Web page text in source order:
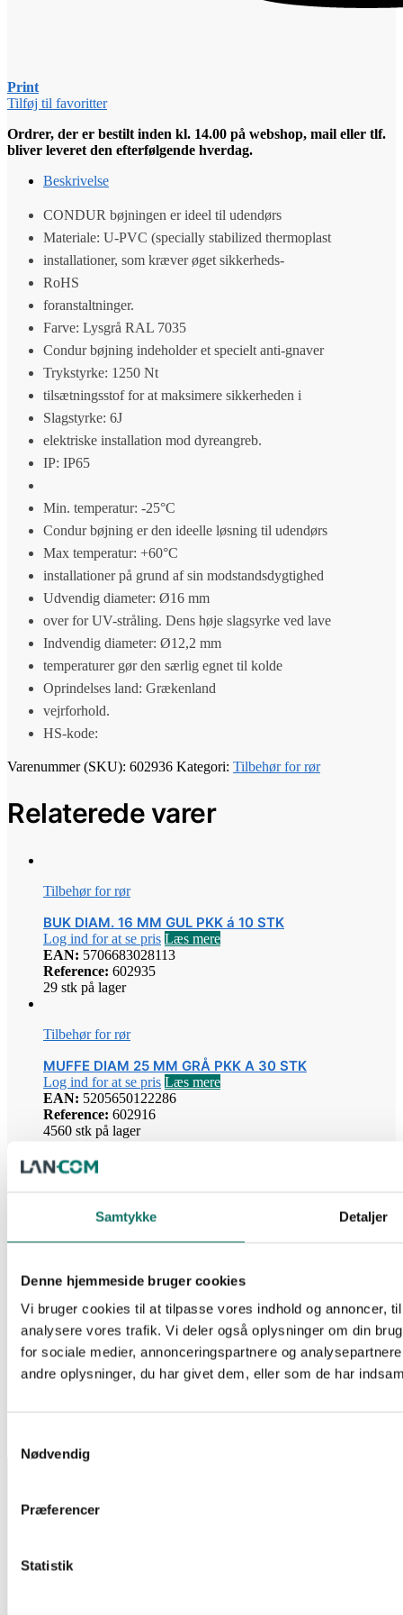
Samtykke Detaljer
Denne hjemmeside bruger cookies
Vi bruger cookies til at tilpasse vores indhold og annoncer,
analysere vores trafik. Vi deler også oplysninger om din
for sociale medier, annonceringspartnere og
andre oplysninger, du har givet dem, eller som de har
Nødvendig
Præferencer
Statistik
Print
Tilføj til favoritter
Ordrer, der er bestilt inden kl. 14.00 på webshop, mail eller tlf.
bliver leveret den efterfølgende hverdag.
Beskrivelse
CONDUR bøjningen er ideel til udendørs
Materiale: U-PVC (specially stabilized thermoplast
installationer, som kræver øget sikkerheds-
RoHS
foranstaltninger.
Farve: Lysgrå RAL 7035
Condur bøjning indeholder et specielt anti-gnaver
Trykstyrke: 1250 Nt
tilsætningsstof for at maksimere sikkerheden i
Slagstyrke: 6J
elektriske installation mod dyreangreb.
IP: IP65
Min. temperatur: -25°C
Condur bøjning er den ideelle løsning til udendørs
Max temperatur: +60°C
installationer på grund af sin modstandsdygtighed
Udvendig diameter: Ø16 mm
over for UV-stråling. Dens høje slagsyrke ved lave
Indvendig diameter: Ø12,2 mm
temperaturer gør den særlig egnet til kolde
Oprindelses land: Grækenland
vejrforhold.
HS-kode:
Varenummer (SKU): 602936 Kategori: Tilbehør for rør
Relaterede varer
Tilbehør for rør
BUK DIAM. 16 MM GUL PKK á 10 STK
Log ind for at se pris Læs mere
EAN: 5706683028113
Reference: 602935
29 stk på lager
Tilbehør for rør
MUFFE DIAM 25 MM GRÅ PKK A 30 STK
Log ind for at se pris Læs mere
EAN: 5205650122286
Reference: 602916
4560 stk på lager
Tilbehør for rør
CLIPS HOLDER FOR RØR DIAM. 20MM GRÅ PKK A
200 STK
Log ind for at se pris Læs mere
Reference:602976
2650 stk på lager
Tilbehør for rør
MUFFE DIAM 20 MM GUL PKK á 30 STK
Log ind for at se pris
Læs mere
INFORMATION
CSR